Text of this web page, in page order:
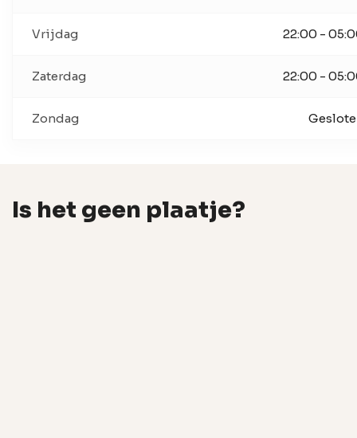
Vrijdag 22:00 -
Zaterdag 22:00 -
Zondag
Is het geen plaatje?